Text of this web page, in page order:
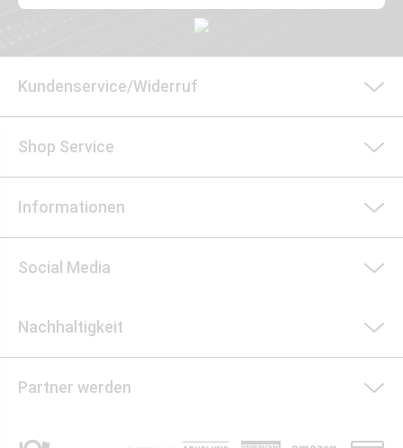
Kundenservice/Widerruf
Shop Service
Informationen
Social Media
Nachhaltigkeit
Partner werden